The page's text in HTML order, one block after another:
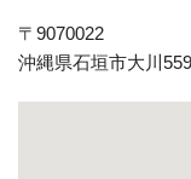
〒9070022
沖縄県石垣市大川559